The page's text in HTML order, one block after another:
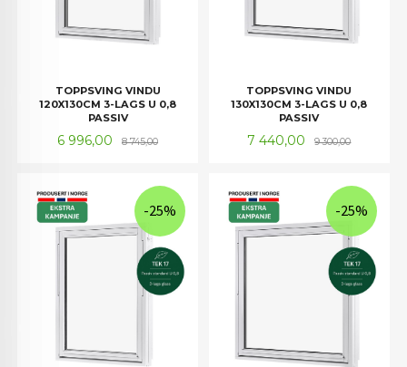
TOPPSVING VINDU
120X130CM 3-LAGS U 0,8
PASSIV
Tilbud
6 996,00 8 745,00Rabatt
TOPPSVING VINDU
130X130CM 3-LAGS U 0,8
PASSIV
Tilbud
7 440,00 9 300,00Rabatt
-25% -25%